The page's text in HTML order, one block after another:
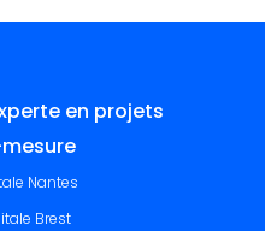
en projets
Nantes
Brest